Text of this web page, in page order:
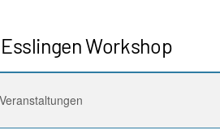
Workshop